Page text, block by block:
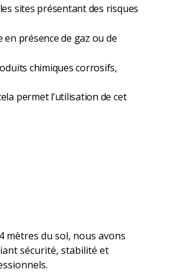
sites présentant des risques
présence de gaz ou de
chimiques corrosifs,
permet l’utilisation de cet
mètres du sol, nous avons
sécurité, stabilité et